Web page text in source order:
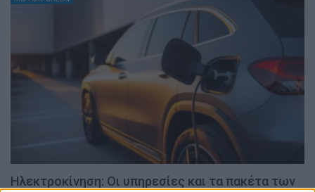
Ηλεκτροκίνηση: Οι υπηρεσίες και τα πακέτα των